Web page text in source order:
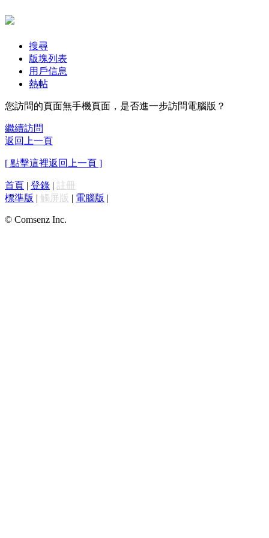
搜尋
版塊列表
用戶信息
熱帖
您訪問的頁面無手機頁面，是否進一步訪問電腦版？
繼續訪問
返回上一頁
[ 點擊這裡返回上一頁 ]
首頁 | 登錄 | 註冊
標準版 | 觸屏版 | 電腦版 |
© Comsenz Inc.